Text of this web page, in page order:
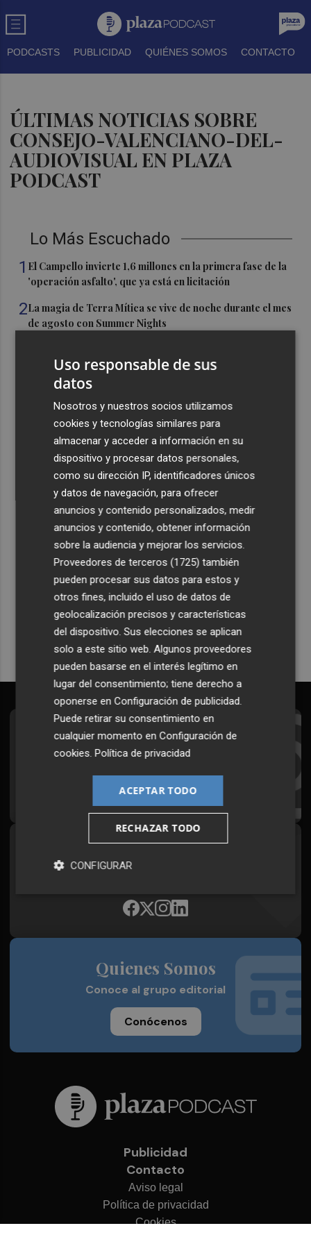
PODCASTS PUBLICIDAD QUIÉNES SOMOS CONTACTO
ÚLTIMAS NOTICIAS SOBRE
CONSEJO-VALENCIANO-DEL-
AUDIOVISUAL EN PLAZA
PODCAST
Lo Más Escuchado
1 El Campello invierte 1,6 millones en la primera fase de la
'operación asfalto', que ya está en licitación
2La magia de Terra Mítica se vive de noche durante el mes
de agosto con Summer Nights
España tras admitir otra querella del fundador de
Finetwork
Oysho ocupa la antigua 'flagship' de Nespresso en la
calle Colón de València
El Hospital del Vinalopó se consolida como referente en
la atención al nacimiento
Recibe toda la actualidad de
Plaza Podcast en tu correo
Quiero suscribirme
Suscríbete al Boletín
Todos los días a primera hora en tu email
¡Quiero suscribirme!
Plaza Podcast, desde cualquier medio
Quienes Somos
Conoce al grupo editorial
Conócenos
Publicidad
Contacto
Aviso legal
Política de privacidad
Cookies
Uso responsable de sus
datos
Nosotros y nuestros socios utilizamos
cookies y tecnologías similares para
almacenar y acceder a información en su
dispositivo y procesar datos personales,
como su dirección IP, identificadores únicos
y datos de navegación, para ofrecer
anuncios y contenido personalizados, medir
anuncios y contenido, obtener información
sobre la audiencia y mejorar los servicios.
Proveedores de terceros (1725) también
pueden procesar sus datos para estos y
otros fines, incluido el uso de datos de
geolocalización precisos y características
del dispositivo. Sus elecciones se aplican
solo a este sitio web. Algunos proveedores
pueden basarse en el interés legítimo en
lugar del consentimiento; tiene derecho a
oponerse enConfiguración de publicidad
Puede retirar su consentimiento en
cualquier momento enConfiguración de
cookies .Política de privacidad
ACEPTAR TODO
RECHAZAR TODO
CONFIGURAR